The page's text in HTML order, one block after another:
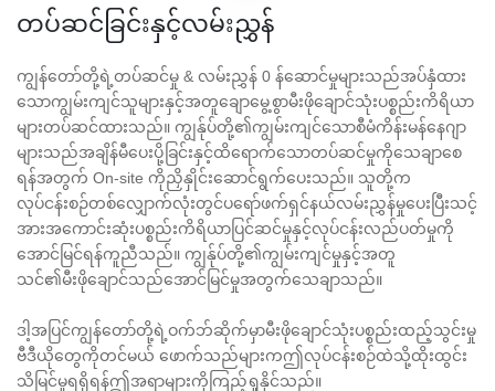
တပ်ဆင်ခြင်းနှင့်လမ်းညွှန်
ကျွန်တော်တို့ရဲ့တပ်ဆင်မှု & လမ်းညွှန် 0 န်ဆောင်မှုများသည်အပ်နှံထား
သောကျွမ်းကျင်သူများနှင့်အတူချောမွေ့စွာမီးဖိုချောင်သုံးပစ္စည်းကိရိယာ
များတပ်ဆင်ထားသည်။ ကျွန်ုပ်တို့၏ကျွမ်းကျင်သောစီမံကိန်းမန်နေဂျာ
များသည်အချိန်မီပေးပို့ခြင်းနှင့်ထိရောက်သောတပ်ဆင်မှုကိုသေချာစေ
ရန်အတွက် On-site ကိုညှိနှိုင်းဆောင်ရွက်ပေးသည်။ သူတို့က
လုပ်ငန်းစဉ်တစ်လျှောက်လုံးတွင်ပရော်ဖက်ရှင်နယ်လမ်းညွှန်မှုပေးပြီးသင့်
အားအကောင်းဆုံးပစ္စည်းကိရိယာပြင်ဆင်မှုနှင့်လုပ်ငန်းလည်ပတ်မှုကို
အောင်မြင်ရန်ကူညီသည်။ ကျွန်ုပ်တို့၏ကျွမ်းကျင်မှုနှင့်အတူ
သင်၏မီးဖိုချောင်သည်အောင်မြင်မှုအတွက်သေချာသည်။
ဒါ့အပြင်ကျွန်တော်တို့ရဲ့ဝက်ဘ်ဆိုက်မှာမီးဖိုချောင်သုံးပစ္စည်းထည့်သွင်းမှု
ဗီဒီယိုတွေကိုတင်မယ် ဖောက်သည်များကဤလုပ်ငန်းစဉ်ထဲသို့ထိုးထွင်း
သိမြင်မှုရရှိရန်ဤအရာများကိုကြည့်ရှုနိုင်သည်။